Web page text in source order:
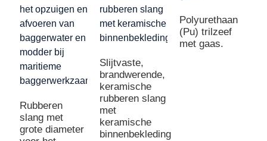
Rubberen
slang met
grote diameter
Slijtvaste,
brandwerende,
keramische
rubberen slang
met
keramische
binnenbekleding
Polyurethaan
(Pu) trilzeef
met gaas.